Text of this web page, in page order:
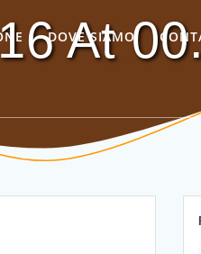
DOVE SIAMO
At